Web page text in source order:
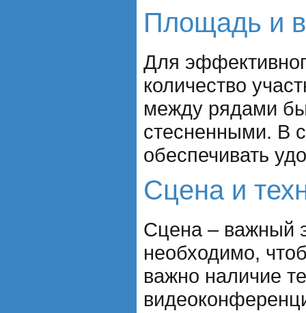
Площадь и
Для
количество
между рядами
стесненными. В
обеспечивать
Сцена и
Сцена – важный
необходимо,
важно наличие